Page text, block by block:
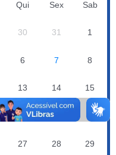
Qui Sex Sab
30 31 1
6 7 8
13 14 15
20 21 22
27 28 29